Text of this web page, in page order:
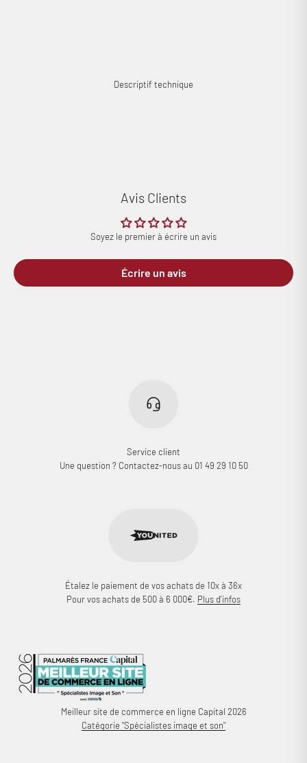
Descriptif technique
Avis Clients
Soyez le premier à écrire un avis
Écrire un avis
Service client
Une question ? Contactez-nous au 01 49 29 10 50
Étalez le paiement de vos achats de 10x à 36x
Pour vos achats de 500 à 6 000€. Plus d'infos
Meilleur site de commerce en ligne Capital 2026
Catégorie "Spécialistes image et son"
Connectez-vous à votre compte pour ajouter des produits à
votre liste de souhaits et afficher vos articles précédemment